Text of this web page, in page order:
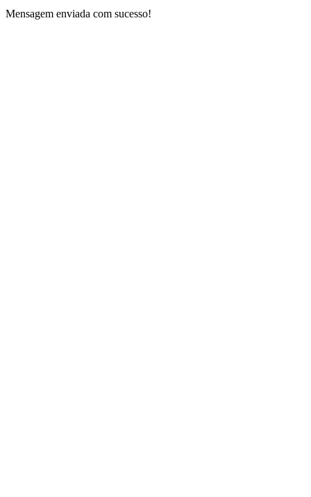
Mensagem enviada com sucesso!